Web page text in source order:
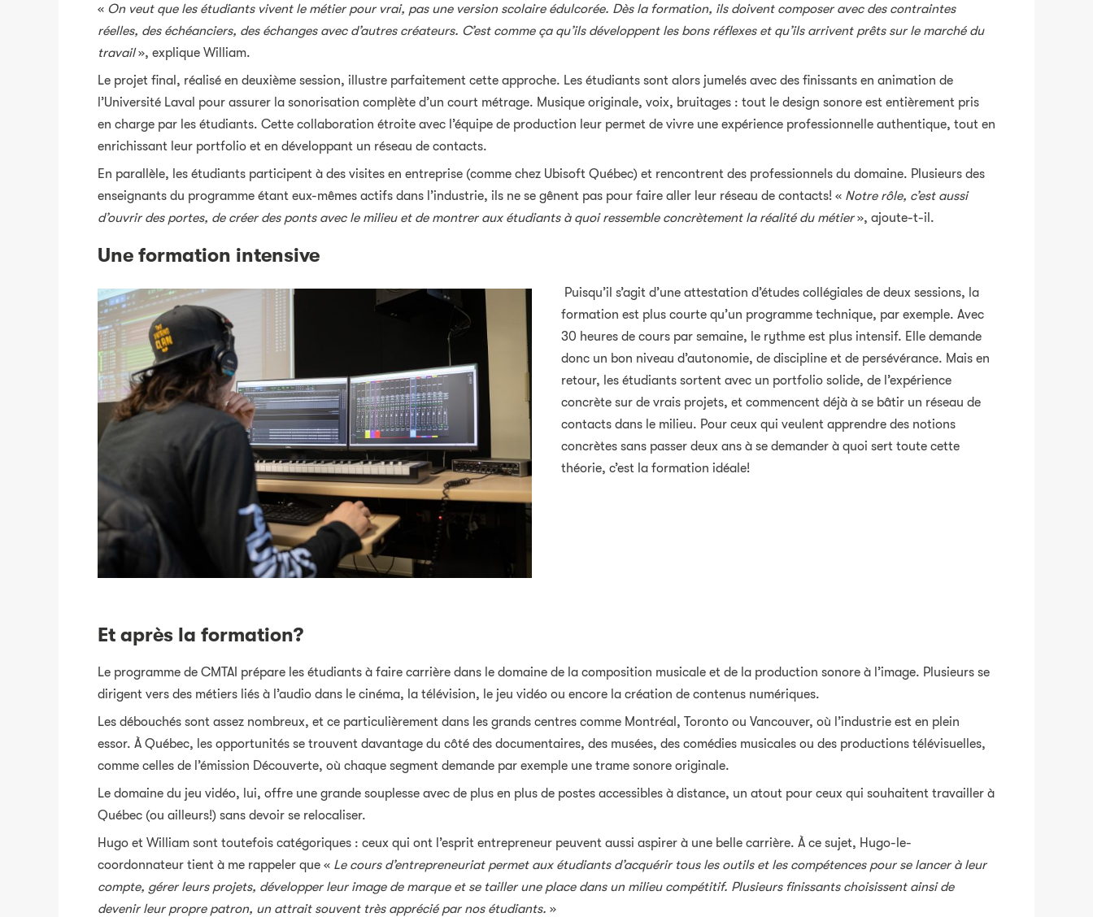
« On veut que les étudiants vivent le métier pour vrai, pas une version scolaire édulcorée. Dès la formation, ils doivent composer avec des contraintes
réelles, des échéanciers, des échanges avec d’autres créateurs. C’est comme ça qu’ils développent les bons réflexes et qu’ils arrivent prêts sur le marché du
travail», explique William.
Le projet final, réalisé en deuxième session, illustre parfaitement cette approche. Les étudiants sont alors jumelés avec des finissants en animation de
l’Université Laval pour assurer la sonorisation complète d’un court métrage. Musique originale, voix, bruitages : tout le design sonore est entièrement pris
en charge par les étudiants. Cette collaboration étroite avec l’équipe de production leur permet de vivre une expérience professionnelle authentique, tout en
enrichissant leur portfolio et en développant un réseau de contacts.
En parallèle, les étudiants participent à des visites en entreprise (comme chez Ubisoft Québec) et rencontrent des professionnels du domaine. Plusieurs des
enseignants du programme étant eux-mêmes actifs dans l’industrie, ils ne se gênent pas pour faire aller leur réseau de contacts! « Notre rôle, c’est aussi
d’ouvrir des portes, de créer des ponts avec le milieu et de montrer aux étudiants à quoi ressemble concrètement la réalité du métier», ajoute-t-il.
Une formation intensive
Puisqu’il s’agit d’une attestation d’études collégiales de deux sessions, la
formation est plus courte qu’un programme technique, par exemple. Avec
30 heures de cours par semaine, le rythme est plus intensif. Elle demande
donc un bon niveau d’autonomie, de discipline et de persévérance. Mais en
retour, les étudiants sortent avec un portfolio solide, de l’expérience
concrète sur de vrais projets, et commencent déjà à se bâtir un réseau de
contacts dans le milieu. Pour ceux qui veulent apprendre des notions
concrètes sans passer deux ans à se demander à quoi sert toute cette
théorie, c’est la formation idéale!
Et après la formation?
Le programme de CMTAI prépare les étudiants à faire carrière dans le domaine de la composition musicale et de la production sonore à l’image. Plusieurs se
dirigent vers des métiers liés à l’audio dans le cinéma, la télévision, le jeu vidéo ou encore la création de contenus numériques.
Les débouchés sont assez nombreux, et ce particulièrement dans les grands centres comme Montréal, Toronto ou Vancouver, où l’industrie est en plein
essor. À Québec, les opportunités se trouvent davantage du côté des documentaires, des musées, des comédies musicales ou des productions télévisuelles,
comme celles de l’émission Découverte, où chaque segment demande par exemple une trame sonore originale.
Le domaine du jeu vidéo, lui, offre une grande souplesse avec de plus en plus de postes accessibles à distance, un atout pour ceux qui souhaitent travailler à
Québec (ou ailleurs!) sans devoir se relocaliser.
Hugo et William sont toutefois catégoriques : ceux qui ont l’esprit entrepreneur peuvent aussi aspirer à une belle carrière. À ce sujet, Hugo-le-
coordonnateur tient à me rappeler que « Le cours d’entrepreneuriat permet aux étudiants d’acquérir tous les outils et les compétences pour se lancer à leur
compte, gérer leurs projets, développer leur image de marque et se tailler une place dans un milieu compétitif. Plusieurs finissants choisissent ainsi de
devenir leur propre patron, un attrait souvent très apprécié par nos étudiants. »